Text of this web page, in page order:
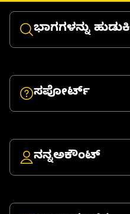
ಭಾಗಗಳನ್ನು ಹುಡುಕಿ
ಸಪೋರ್ಟ್
ನನ್ನಅಕೌಂಟ್